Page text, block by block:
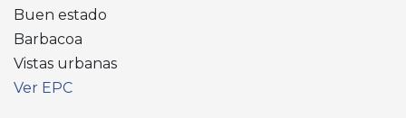
Buen estado
Barbacoa
Vistas urbanas
Ver EPC